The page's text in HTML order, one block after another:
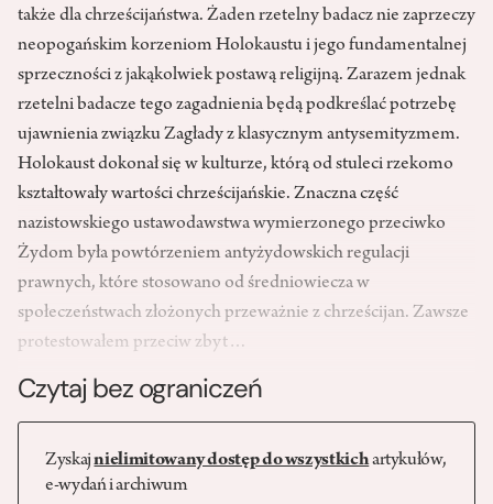
także dla chrześcijaństwa. Żaden rzetelny badacz nie zaprzeczy
neopogańskim korzeniom Holokaustu i jego fundamentalnej
sprzeczności z jakąkolwiek postawą religijną. Zarazem jednak
rzetelni badacze tego zagadnienia będą podkreślać potrzebę
ujawnienia związku Zagłady z klasycznym antysemityzmem.
Holokaust dokonał się w kulturze, którą od stuleci rzekomo
kształtowały wartości chrześcijańskie. Znaczna część
nazistowskiego ustawodawstwa wymierzonego przeciwko
Żydom była powtórzeniem antyżydowskich regulacji
prawnych, które stosowano od średniowiecza w
społeczeństwach złożonych przeważnie z chrześcijan. Zawsze
protestowałem przeciw zbyt…
Czytaj bez ograniczeń
Zyskajnielimitowany dostęp do wszystkichartykułów,
e-wydań i archiwum